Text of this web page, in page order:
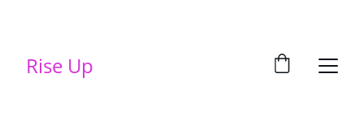
Rise Up